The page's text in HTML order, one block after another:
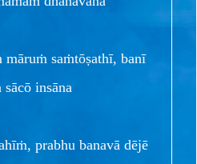
saṁtōṣathī, banī
insāna
prabhu banavā dējē